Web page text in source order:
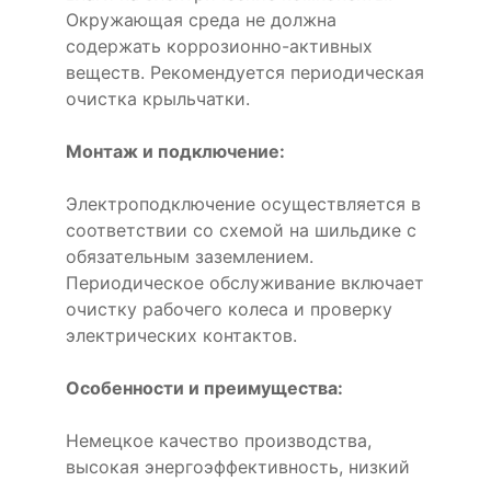
Окружающая среда не должна
содержать коррозионно-активных
веществ. Рекомендуется периодическая
очистка крыльчатки.
Монтаж и подключение:
Электроподключение осуществляется в
соответствии со схемой на шильдике с
обязательным заземлением.
Периодическое обслуживание включает
очистку рабочего колеса и проверку
электрических контактов.
Особенности и преимущества:
Немецкое качество производства,
высокая энергоэффективность, низкий